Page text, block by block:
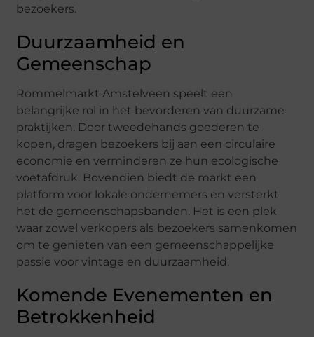
bezoekers.
Duurzaamheid en
Gemeenschap
Rommelmarkt Amstelveen speelt een
belangrijke rol in het bevorderen van duurzame
praktijken. Door tweedehands goederen te
kopen, dragen bezoekers bij aan een circulaire
economie en verminderen ze hun ecologische
voetafdruk. Bovendien biedt de markt een
platform voor lokale ondernemers en versterkt
het de gemeenschapsbanden. Het is een plek
waar zowel verkopers als bezoekers samenkomen
om te genieten van een gemeenschappelijke
passie voor vintage en duurzaamheid.
Komende Evenementen en
Betrokkenheid